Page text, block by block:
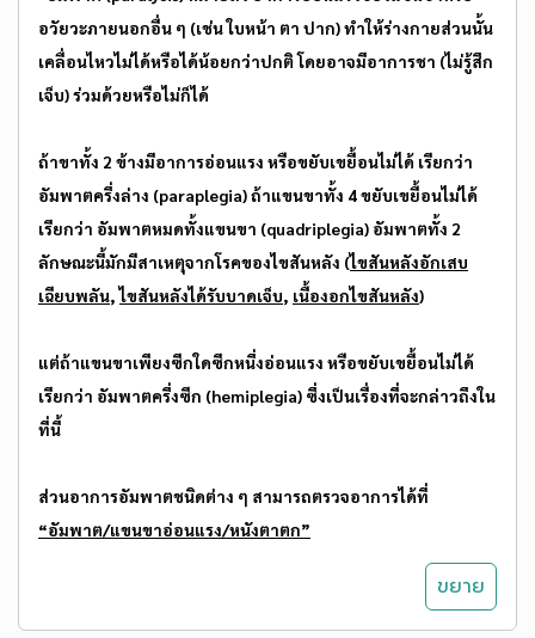
อวัยวะภายนอกอื่น ๆ (เช่น ใบหน้า ตา ปาก) ทำให้ร่างกายส่วนนั้น
เคลื่อนไหวไม่ได้หรือได้น้อยกว่าปกติ โดยอาจมีอาการชา (ไม่รู้สึก
เจ็บ) ร่วมด้วยหรือไม่ก็ได้
ถ้าขาทั้ง 2 ข้างมีอาการอ่อนแรง หรือขยับเขยื้อนไม่ได้ เรียกว่า
อัมพาตครึ่งล่าง (paraplegia) ถ้าแขนขาทั้ง 4 ขยับเขยื้อนไม่ได้
เรียกว่า อัมพาตหมดทั้งแขนขา (quadriplegia) อัมพาตทั้ง 2
ลักษณะนี้มักมีสาเหตุจากโรคของไขสันหลัง (ไขสันหลังอักเสบ
เฉียบพลัน,ไขสันหลังได้รับบาดเจ็บ, เนื้องอกไขสันหลัง)
แต่ถ้าแขนขาเพียงซีกใดซีกหนึ่งอ่อนแรง หรือขยับเขยื้อนไม่ได้
เรียกว่า อัมพาตครึ่งซีก (hemiplegia) ซึ่งเป็นเรื่องที่จะกล่าวถึงใน
ที่นี้
ส่วนอาการอัมพาตชนิดต่าง ๆ สามารถตรวจอาการได้ที่
“อัมพาต/แขนขาอ่อนแรง/หนังตาตก”